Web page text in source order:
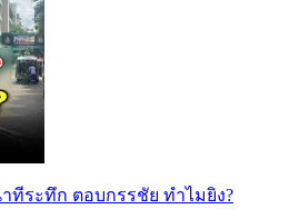
ทีระทึก ตอบกรรชัย ทำไมยิง?